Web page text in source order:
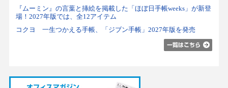
『ムーミン』の言葉と挿絵を掲載した「ほぼ日手帳weeks」が新登
場！2027年版では、全12アイテム
コクヨ 一生つかえる手帳、「ジブン手帳」2027年版を発売